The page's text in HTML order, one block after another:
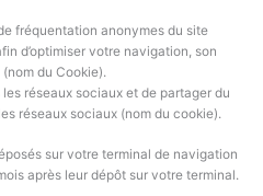
fréquentation anonymes du site
d’optimiser votre navigation, son
du Cookie).
réseaux sociaux et de partager du
réseaux sociaux (nom du cookie).
sur votre terminal de navigation
après leur dépôt sur votre terminal.